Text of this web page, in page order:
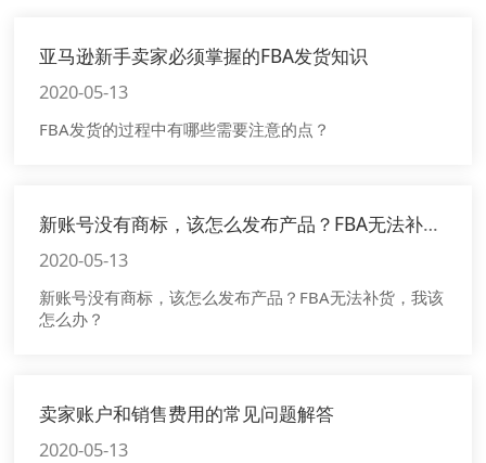
亚马逊新手卖家必须掌握的FBA发货知识
2020-05-13
FBA发货的过程中有哪些需要注意的点？
新账号没有商标，该怎么发布产品？FBA无法补货，我该怎么办？
2020-05-13
新账号没有商标，该怎么发布产品？FBA无法补货，我该
怎么办？
卖家账户和销售费用的常见问题解答
2020-05-13